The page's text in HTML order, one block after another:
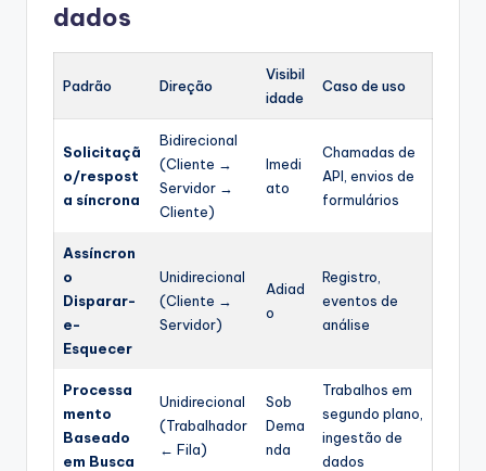
dados
Padrão Direção
Visibil
idade
Caso de uso
Solicitaçã
o/respost
a síncrona
Bidirecional
(Cliente →
Servidor →
Cliente)
Imedi
ato
Chamadas de
API, envios de
formulários
Assíncron
o
Disparar-
e-
Esquecer
Unidirecional
(Cliente →
Servidor)
Adiad
o
Registro,
eventos de
análise
Processa
mento
Baseado
em Busca
Unidirecional
(Trabalhador
← Fila)
Sob
Dema
nda
Trabalhos em
segundo plano,
ingestão de
dados